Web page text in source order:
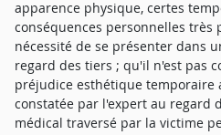
apparence physique, certes
conséquences personnelles très
nécessité de se présenter dans
regard des tiers ; qu'il n'est pas
préjudice esthétique temporaire
constatée par l'expert au regard
médical traversé par la victime